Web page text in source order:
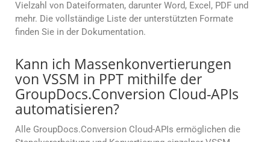
Vielzahl von Dateiformaten, darunter Word, Excel, PDF und
mehr. Die vollständige Liste der unterstützten Formate
finden Sie in der Dokumentation.
Kann ich Massenkonvertierungen
von VSSM in PPT mithilfe der
GroupDocs.Conversion Cloud-APIs
automatisieren?
Alle GroupDocs.Conversion Cloud-APIs ermöglichen die